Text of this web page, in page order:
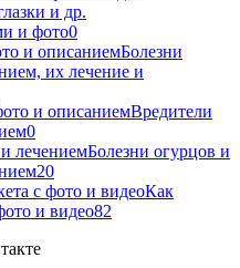
и фото0
Болезни
их лечение и
Вредители
0
Болезни огурцов и
20
Как
и видео82